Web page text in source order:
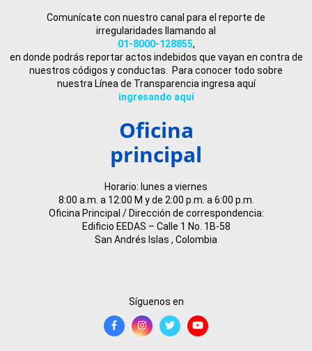
Comunícate con nuestro canal para el reporte de
irregularidades llamando al
01-8000-128855,
en donde podrás reportar actos indebidos que vayan en contra de
nuestros códigos y conductas. Para conocer todo sobre
nuestra Línea de Transparencia ingresa aquí
ingresando aquí
Oficina
principal
Horario: lunes a viernes
8:00 a.m. a 12:00 M y de 2:00 p.m. a 6:00 p.m.
Oficina Principal / Dirección de correspondencia:
Edificio EEDAS – Calle 1 No. 1B-58
San Andrés Islas , Colombia
Síguenos en